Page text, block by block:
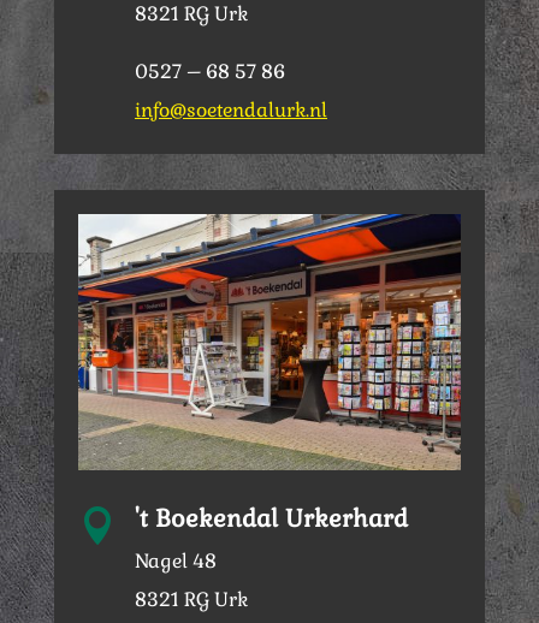
8321 RG Urk
0527 – 68 57 86
info@soetendalurk.nl
 't Boekendal Urkerhard
Nagel 48
8321 RG Urk